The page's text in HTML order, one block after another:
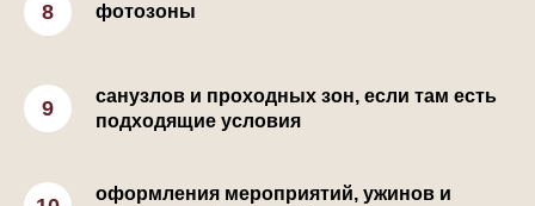
фотозоны
санузлов и проходных зон, если там есть
подходящие условия
оформления мероприятий, ужинов и